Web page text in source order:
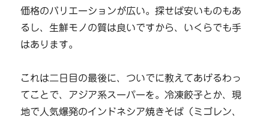
価格のバリエーションが広い。探せば安いものもあ
るし、生鮮モノの質は良いですから、いくらでも手
はあります。
これは二日目の最後に、ついでに教えてあげるわっ
てことで、アジア系スーパーを。冷凍餃子とか、現
地で人気爆発のインドネシア焼きそば（ミゴレン、